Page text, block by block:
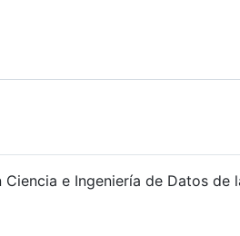
e Ingeniería de Datos de